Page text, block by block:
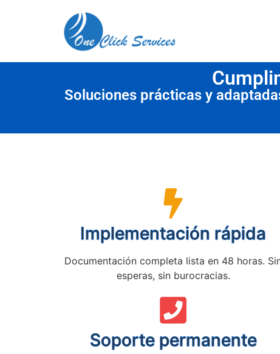
Soluciones prácticas y
Implementación rápida
Documentación completa lista en 48 horas.
esperas, sin burocracias.
Soporte permanente